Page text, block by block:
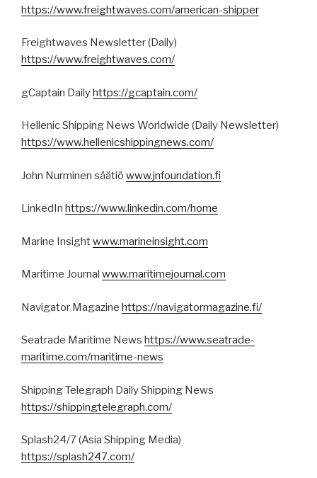
https://www.freightwaves.com/american-shipper
Freightwaves Newsletter (Daily)
https://www.freightwaves.com/
gCaptain Dailyhttps://gcaptain.com/
Hellenic Shipping News Worldwide (Daily Newsletter)
https://www.hellenicshippingnews.com/
John Nurminen säätiö www.jnfoundation.fi
LinkedIn https://www.linkedin.com/home
Marine Insightwww.marineinsight.com
Maritime Journal www.maritimejournal.com
Navigator Magazine https://navigatormagazine.fi/
Seatrade Maritime News https://www.seatrade-
maritime.com/maritime-news
Shipping Telegraph Daily Shipping News
https://shippingtelegraph.com/
Splash24/7 (Asia Shipping Media)
https://splash247.com/